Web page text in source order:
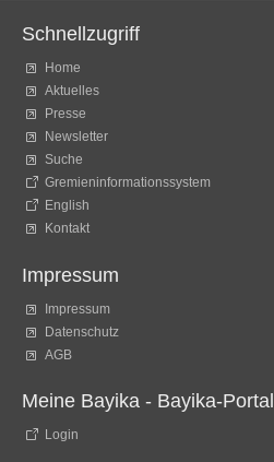
Schnellzugriff
Home
Aktuelles
Presse
Newsletter
Suche
Gremieninformationssystem
English
Kontakt
Impressum
Impressum
Datenschutz
AGB
Meine Bayika - Bayika-Portal
Login